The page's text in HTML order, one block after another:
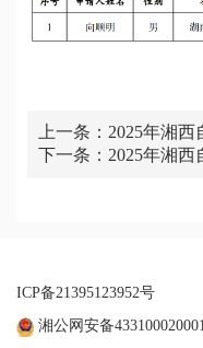
上一条： 2025年湘西
示（四）
下一条： 2025年湘西
ICP备21395123952号
湘公网安备